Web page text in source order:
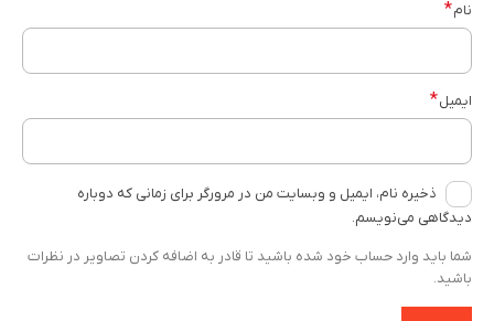
نام*
ایمیل*
ذخیره نام، ایمیل و وبسایت من در مرورگر برای زمانی که دوباره
دیدگاهی می‌نویسم.
شما باید وارد حساب خود شده باشید تا قادر به اضافه کردن تصاویر در نظرات
باشید.